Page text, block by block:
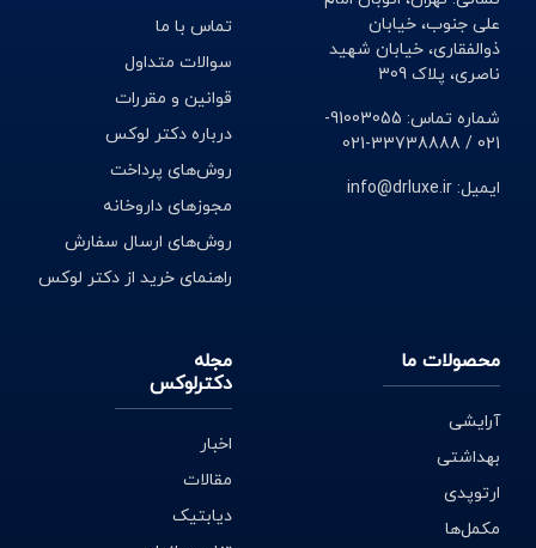
علی جنوب، خیابان
ذوالفقاری، خیابان شهید
ناصری، پلاک 309
شماره تماس: 91003055-
021 / 33738888-021
ایمیل: info@drluxe.ir
تماس با ما
سوالات متداول
قوانین و مقررات
درباره دکتر لوکس
روش‌های پرداخت
مجوزهای داروخانه
روش‌های ارسال سفارش
راهنمای خرید از دکتر لوکس
محصولات ما
آرایشی
بهداشتی
ارتوپدی
مکمل‌ها
مجله
دکترلوکس
اخبار
مقالات
دیابتیک